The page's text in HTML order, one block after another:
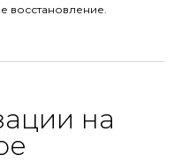
восстановление.
на